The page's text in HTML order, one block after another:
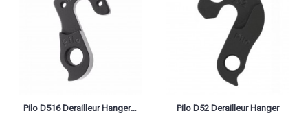
Pilo D516 Derailleur Hanger For Bmc Pilo D52 Derailleur Hanger